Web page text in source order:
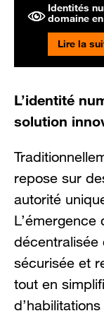
Identités
domaine
Lire la
L’identité
solution
repose sur
autorité
L’émergence
décentralisée
sécurisée et
tout en
d’habilitations